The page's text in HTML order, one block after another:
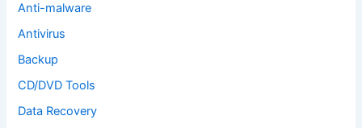
Anti-malware
Antivirus
Backup
CD/DVD Tools
Data Recovery